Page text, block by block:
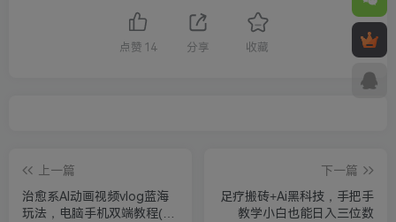
点赞 14 分享 收藏
上一篇
治愈系AI动画视频vlog蓝海
玩法，电脑手机双端教程(含
下一篇
足疗搬砖+Ai黑科技，手把手
教学小白也能日入三位数